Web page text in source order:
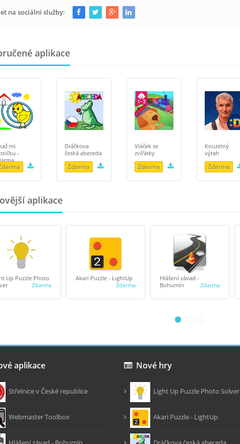
na sociální služby:
aplikace
mi
-
Dráčkova
česká abeceda
Zdarma
Vláček se
zvířátky
Zdarma
Kouzelný
výtah
Zdarma
aplikace
Up Puzzle Photo
Zdarma
Akari Puzzle - LightUp
Zdarma
Hlášení závad -
Bohumín
Zdarma
aplikace
Střelnice v České republice
Webmaster Toolbox
Nové hry
Light Up Puzzle Photo Solver
Akari Puzzle - LightUp